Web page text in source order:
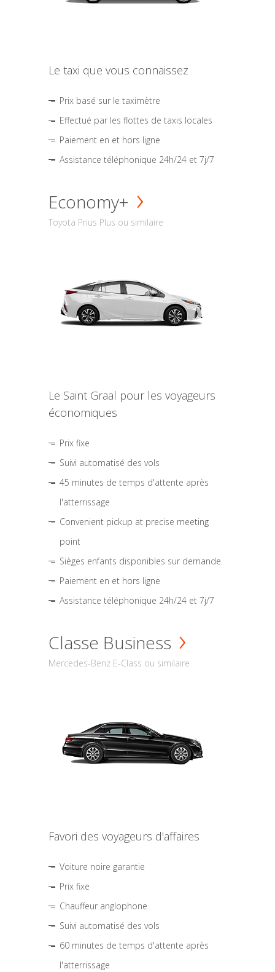
Le taxi que vous connaissez
Prix basé sur le taximètre
Effectué par les flottes de taxis locales
Paiement en et hors ligne
Assistance téléphonique 24h/24 et 7j/7
Economy+
Toyota Prius Plus ou similaire
Le Saint Graal pour les voyageurs
économiques
Prix fixe
Suivi automatisé des vols
45 minutes de temps d'attente après
l'atterrissage
Convenient pickup at precise meeting
point
Sièges enfants disponibles sur demande.
Paiement en et hors ligne
Assistance téléphonique 24h/24 et 7j/7
Classe Business
Mercedes-Benz E-Class ou similaire
Favori des voyageurs d'affaires
Voiture noire garantie
Prix fixe
Chauffeur anglophone
Suivi automatisé des vols
60 minutes de temps d'attente après
l'atterrissage